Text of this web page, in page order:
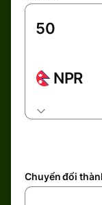
NPR
Chuyển đổi